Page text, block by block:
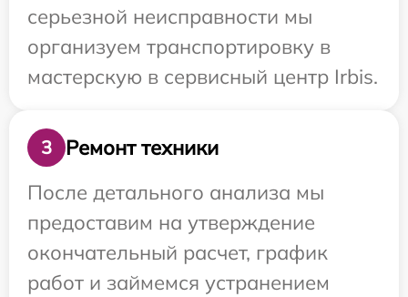
серьезной неисправности мы
организуем транспортировку в
мастерскую в сервисный центр Irbis.
3
Ремонт техники
После детального анализа мы
предоставим на утверждение
окончательный расчет, график
работ и займемся устранением